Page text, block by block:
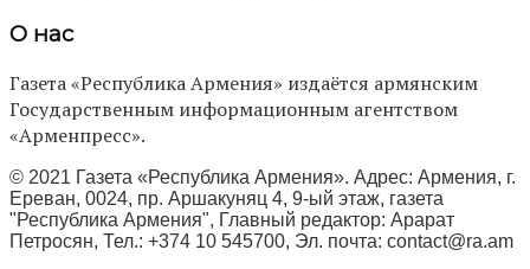
О нас
Газета «Республика Армения» издаётся армянским
Государственным информационным агентством
«Арменпресс».
© 2021 Газета «Республика Армения». Адрес: Армения, г.
Ереван, 0024, пр. Аршакуняц 4, 9-ый этаж, газета
"Республика Армения", Главный редактор: Арарат
Петросян, Тел.: +374 10 545700, Эл. почта: contact@ra.am